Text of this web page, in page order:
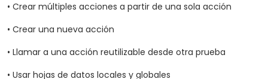
• Crear múltiples acciones a partir de una sola acción
• Crear una nueva acción
• Llamar a una acción reutilizable desde otra prueba
• Usar hojas de datos locales y globales